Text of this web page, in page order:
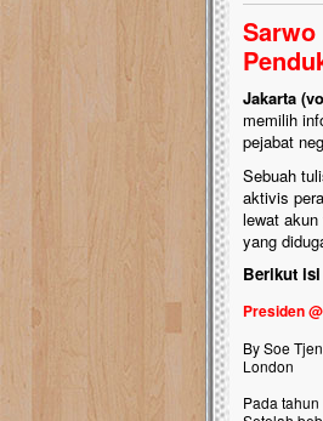
Jakarta
memilih
pejabat
Sebuah
aktivis
lewat
yang
Berikut
Presiden
By Soe
London
Pada